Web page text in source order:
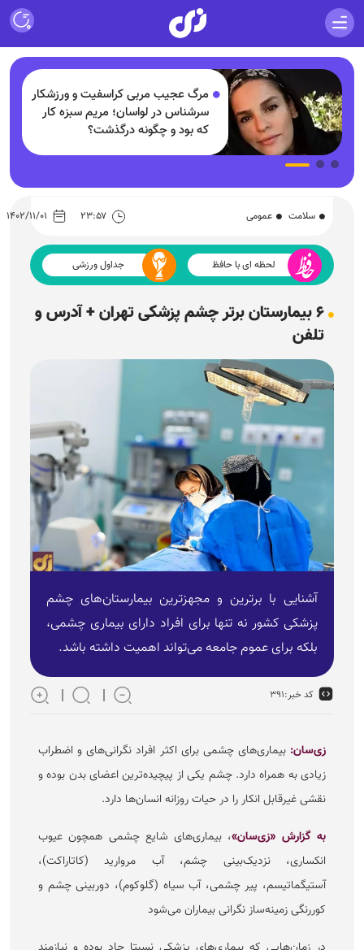
مرگ عجیب مربی کراسفیت و ورزشکار
سرشناس در لواسان؛ مریم سبزه کار
که بود و چگونه درگذشت؟
سلامت عمومی ۲۳:۵۷ ۱۴۰۲/۱۱/۰۱
لحظه ای با حافظ جداول ورزشی
۶ بیمارستان برتر چشم پزشکی تهران + آدرس و
تلفن
آشنایی با برترین و مجهزترین بیمارستان‌های چشم
پزشکی کشور نه تنها برای افراد دارای بیماری چشمی،
بلکه برای عموم جامعه می‌تواند اهمیت داشته باشد.
کد خبر:۳۹۱
زی‌سان: بیماری‌های چشمی برای اکثر افراد نگرانی‌های و اضطراب
زیادی به همراه دارد. چشم یکی از پیچیده‌ترین اعضای بدن بوده و
نقشی غیرقابل انکار را در حیات روزانه انسان‌ها دارد.
به گزارش «زی‌سان»، بیماری‌های شایع چشمی همچون عیوب
انکساری، نزدیک‌بینی چشم، آب مروارید (کاتاراکت)،
آستیگماتیسم، پیر چشمی، آب سیاه (گلوکوم)، دوربینی چشم و
کوررنگی زمینه‌ساز نگرانی بیماران می‌شود